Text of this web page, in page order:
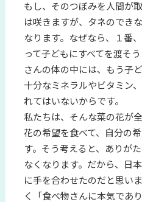
もし、そのつぼみを人間が
は咲きますが、タネのでき
なります。なぜなら、１番
って子どもにすべてを渡そ
さんの体の中には、もう子
十分なミネラルやビタミン
れてはいないからです。
私たちは、そんな菜の花が
花の希望を食べて、自分の
す。そう考えると、ありが
なくなります。だから、日
に手を合わせたのだと思い
く「食べ物さんに本気であ